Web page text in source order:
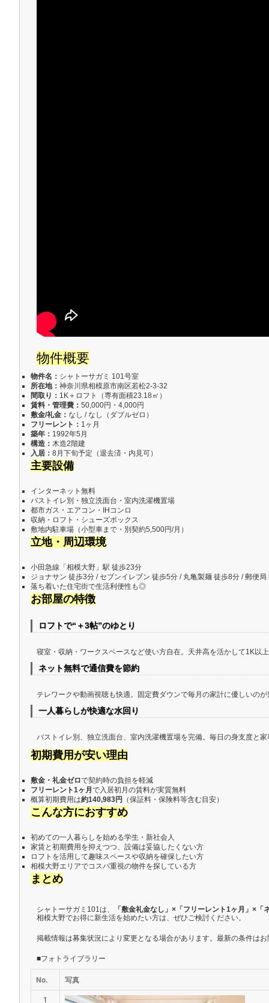
物件概要
物件名： シャトーサガミ 101号室
所在地： 神奈川県相模原市南区若松2-3-32
間取り： 1K＋ロフト（専有面積23.18㎡）
賃料・管理費： 50,000円・4,000円
敷金/礼金： なし / なし（ダブルゼロ）
フリーレント： 1ヶ月
築年： 1992年5月
構造： 木造2階建
入居： 8月下旬予定（退去済・内見可）
主要設備
インターネット無料
バストイレ別・独立洗面台・室内洗濯機置場
都市ガス・エアコン・IHコンロ
収納・ロフト・シューズボックス
敷地内駐車場（小型車まで・別契約5,500円/月）
立地・周辺環境
小田急線「相模大野」駅 徒歩23分
ジョナサン 徒歩3分 / セブンイレブン 徒歩5分 / 丸亀製麺 徒歩8分 / 郵便局
落ち着いた住宅街で生活利便性も◎
お部屋の特徴
ロフトで“＋3帖”のゆとり
寝室・収納・ワークスペースなど使い方自在。天井高を活かして1K以
ネット無料で通信費を節約
テレワークや動画視聴も快適。固定費ダウンで毎月の家計に優しいの
一人暮らしが快適な水回り
バストイレ別、独立洗面台、室内洗濯機置場を完備。毎日の身支度と
初期費用が安い理由
敷金・礼金ゼロで契約時の負担を軽減
フリーレント1ヶ月 で入居初月の賃料が実質無料
概算初期費用は約140,983円 （保証料・保険料等含む目安）
こんな方におすすめ
初めての一人暮らしを始める学生・新社会人
家賃と初期費用を抑えつつ、設備は妥協したくない方
ロフトを活用して趣味スペースや収納を確保したい方
相模大野エリアでコスパ重視の物件を探している方
まとめ
シャトーサガミ101は、
「敷金礼金なし」×「フリーレント1ヶ月」×「
相模大野でお得に新生活を始めたい方は、ぜひご検討ください。
掲載情報は募集状況により変更となる場合があります。最新の条件は
■フォトライブラリー
No. 写真
1